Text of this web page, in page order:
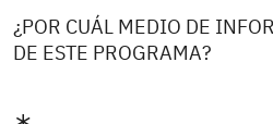
¿POR CUÁL MEDIO DE
DE ESTE PROGRAMA?